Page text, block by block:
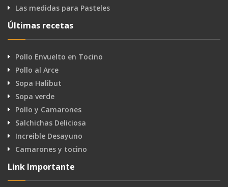
Las medidas para Pasteles
Últimas recetas
Pollo Envuelto en Tocino
Pollo al Arce
Sopa Halibut
Sopa verde
Pollo y Camarones
Salchichas Deliciosa
Increible Desayuno
Camarones y tocino
Link Importante